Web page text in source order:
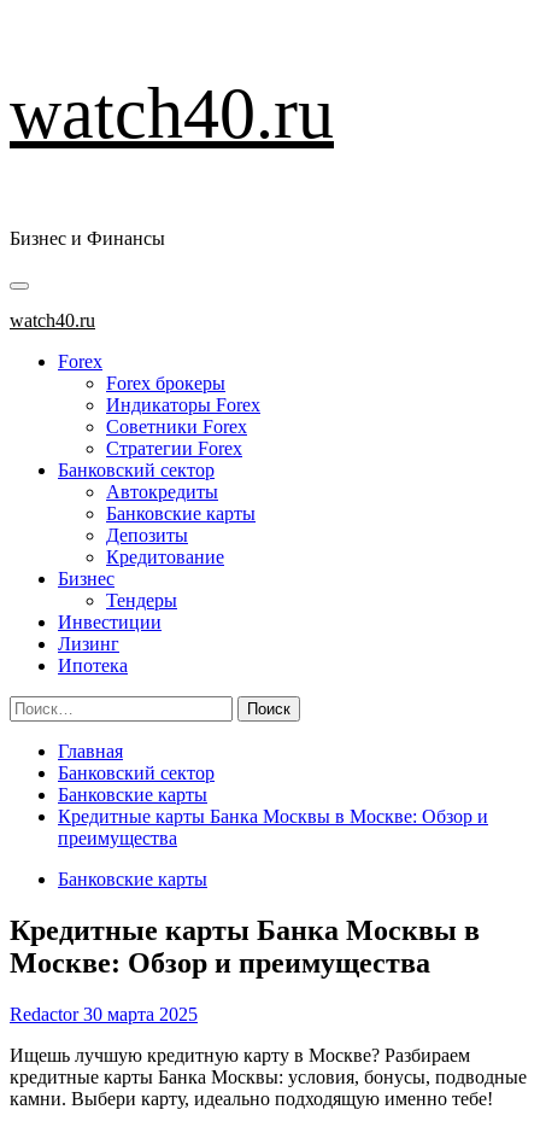
к
содержимому
watch40.ru
Бизнес и Финансы
Основное
меню
watch40.ru
Forex
Forex брокеры
Индикаторы Forex
Советники Forex
Стратегии Forex
Банковский сектор
Автокредиты
Банковские карты
Депозиты
Кредитование
Бизнес
Тендеры
Инвестиции
Лизинг
Ипотека
Найти:
Главная
Банковский сектор
Банковские карты
Кредитные карты Банка Москвы в Москве: Обзор и
преимущества
Банковские карты
Кредитные карты Банка Москвы в
Москве: Обзор и преимущества
Redactor30 марта 2025
Ищешь лучшую кредитную карту в Москве? Разбираем
кредитные карты Банка Москвы: условия, бонусы, подводные
камни. Выбери карту, идеально подходящую именно тебе!